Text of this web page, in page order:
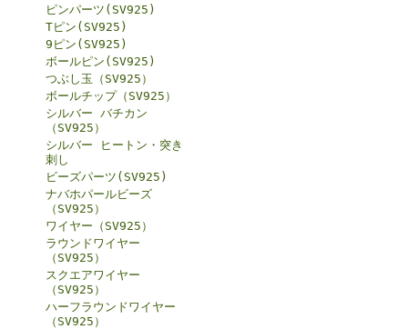
ピンパーツ(SV925)
Tピン(SV925)
9ピン(SV925)
ボールピン(SV925)
つぶし玉（SV925）
ボールチップ（SV925）
シルバー バチカン
（SV925）
シルバー ヒートン・突き
刺し
ビーズパーツ(SV925)
ナバホパールビーズ
（SV925）
ワイヤー（SV925）
ラウンドワイヤー
（SV925）
スクエアワイヤー
（SV925）
ハーフラウンドワイヤー
（SV925）